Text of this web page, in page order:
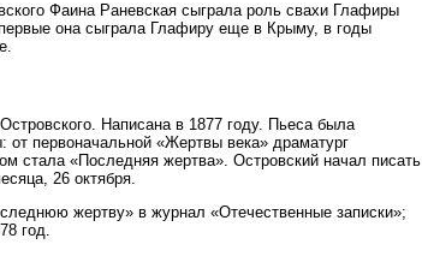
Фаина Раневская сыграла роль свахи Глафиры
она сыграла Глафиру еще в Крыму, в годы
Написана в 1877 году. Пьеса была
первоначальной «Жертвы века» драматург
стала «Последняя жертва». Островский начал писать
26 октября.
жертву» в журнал «Отечественные записки»;
год.